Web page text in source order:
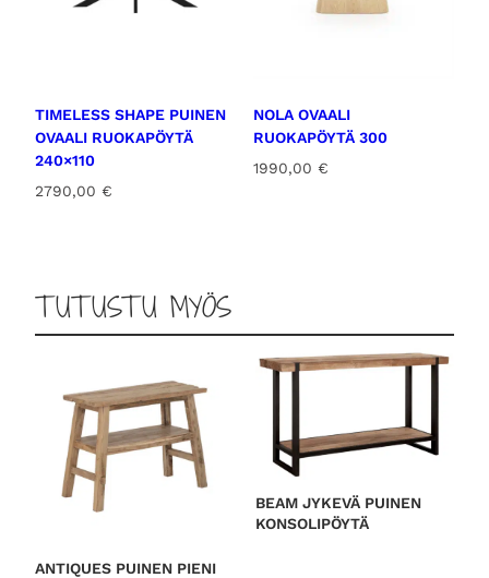
TIMELESS SHAPE PUINEN
OVAALI RUOKAPÖYTÄ
240×110
2790,00 €
NOLA OVAALI
RUOKAPÖYTÄ 300
1990,00 €
TUTUSTU MYÖS
ANTIQUES PUINEN PIENI
BEAM JYKEVÄ PUINEN
KONSOLIPÖYTÄ